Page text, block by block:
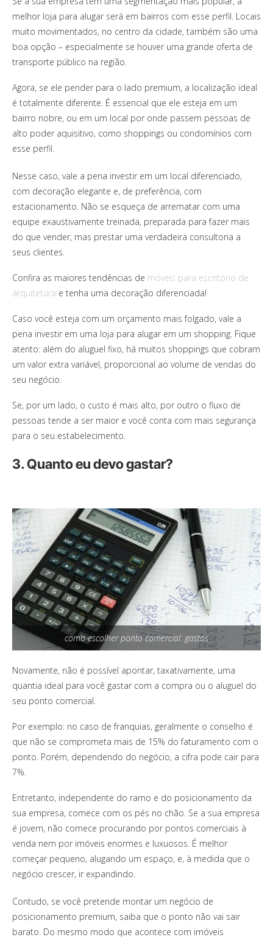
melhor loja para alugar será em bairros com esse perfil. Locais
muito movimentados, no centro da cidade, também são uma
boa opção – especialmente se houver uma grande oferta de
transporte público na região.
Agora, se ele pender para o lado premium, a localização ideal
é totalmente diferente. É essencial que ele esteja em um
bairro nobre, ou em um local por onde passem pessoas de
alto poder aquisitivo, como shoppings ou condomínios com
esse perfil.
Nesse caso, vale a pena investir em um local diferenciado,
com decoração elegante e, de preferência, com
estacionamento. Não se esqueça de arrematar com uma
equipe exaustivamente treinada, preparada para fazer mais
do que vender, mas prestar uma verdadeira consultoria a
seus clientes.
Confira as maiores tendências de móveis para escritório de
arquitetura e tenha uma decoração diferenciada!
Caso você esteja com um orçamento mais folgado, vale a
pena investir em uma loja para alugar em um shopping. Fique
atento: além do aluguel fixo, há muitos shoppings que cobram
um valor extra variável, proporcional ao volume de vendas do
seu negócio.
Se, por um lado, o custo é mais alto, por outro o fluxo de
pessoas tende a ser maior e você conta com mais segurança
para o seu estabelecimento.
3. Quanto eu devo gastar?
como escolher ponto comercial: gastos
Novamente, não é possível apontar, taxativamente, uma
quantia ideal para você gastar com a compra ou o aluguel do
seu ponto comercial.
Por exemplo: no caso de franquias, geralmente o conselho é
que não se comprometa mais de 15% do faturamento com o
ponto. Porém, dependendo do negócio, a cifra pode cair para
7%.
Entretanto, independente do ramo e do posicionamento da
sua empresa, comece com os pés no chão. Se a sua empresa
é jovem, não comece procurando por pontos comerciais à
venda nem por imóveis enormes e luxuosos. É melhor
começar pequeno, alugando um espaço, e, à medida que o
negócio crescer, ir expandindo.
Contudo, se você pretende montar um negócio de
posicionamento premium, saiba que o ponto não vai sair
barato. Do mesmo modo que acontece com imóveis